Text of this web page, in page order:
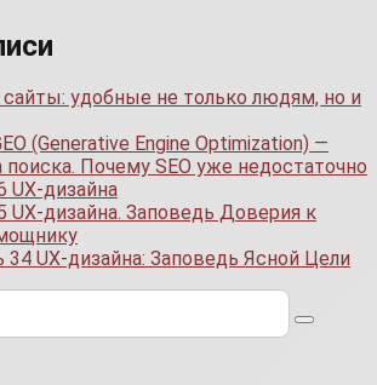
сайты: удобные не только людям, но и
(Generative Engine Optimization) —
поиска. Почему SEO уже недостаточно
UX-дизайна
UX-дизайна. Заповедь Доверия к
34 UX-дизайна: Заповедь Ясной Цели